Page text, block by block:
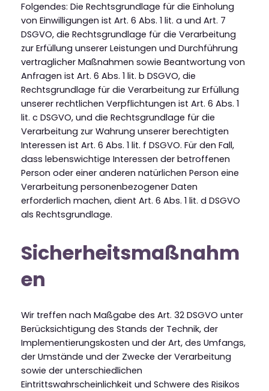
Folgendes: Die Rechtsgrundlage für die Einholung
von Einwilligungen ist Art. 6 Abs. 1 lit. a und Art. 7
DSGVO, die Rechtsgrundlage für die Verarbeitung
zur Erfüllung unserer Leistungen und Durchführung
vertraglicher Maßnahmen sowie Beantwortung von
Anfragen ist Art. 6 Abs. 1 lit. b DSGVO, die
Rechtsgrundlage für die Verarbeitung zur Erfüllung
unserer rechtlichen Verpflichtungen ist Art. 6 Abs. 1
lit. c DSGVO, und die Rechtsgrundlage für die
Verarbeitung zur Wahrung unserer berechtigten
Interessen ist Art. 6 Abs. 1 lit. f DSGVO. Für den Fall,
dass lebenswichtige Interessen der betroffenen
Person oder einer anderen natürlichen Person eine
Verarbeitung personenbezogener Daten
erforderlich machen, dient Art. 6 Abs. 1 lit. d DSGVO
als Rechtsgrundlage.
Sicherheitsmaßnahm
en
Wir treffen nach Maßgabe des Art. 32 DSGVO unter
Berücksichtigung des Stands der Technik, der
Implementierungskosten und der Art, des Umfangs,
der Umstände und der Zwecke der Verarbeitung
sowie der unterschiedlichen
Eintrittswahrscheinlichkeit und Schwere des Risikos